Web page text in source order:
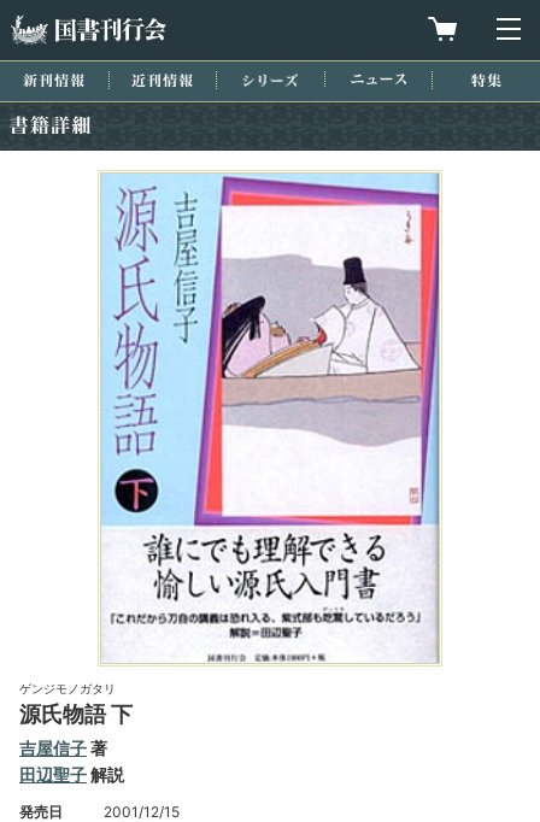
買物カゴを
新刊情報 近刊情報 シリーズ ニュース
ゲンジモノガタリ
源氏物語 下
吉屋信子著
田辺聖子解説
発売日
2001/12/15